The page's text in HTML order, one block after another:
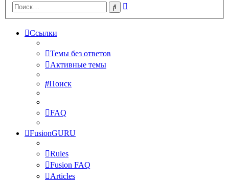
Поиск
Ссылки
Темы без ответов
Активные темы
Поиск
FAQ
FusionGURU
Rules
Fusion FAQ
Articles